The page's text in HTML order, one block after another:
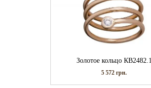
Золотое кольцо КВ2482.1
5 572грн.